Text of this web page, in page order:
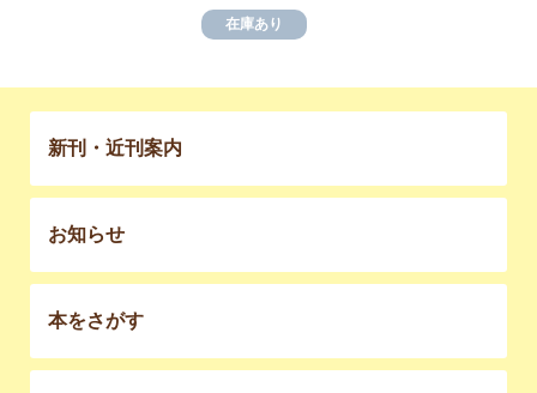
在庫あり
新刊・近刊案内
お知らせ
本をさがす